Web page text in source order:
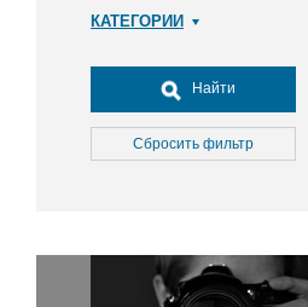
КАТЕГОРИИ
Досуг, туризм и отдых
Культура
Медицина
Окружающая среда
Политика
Найти
Сбросить фильтр